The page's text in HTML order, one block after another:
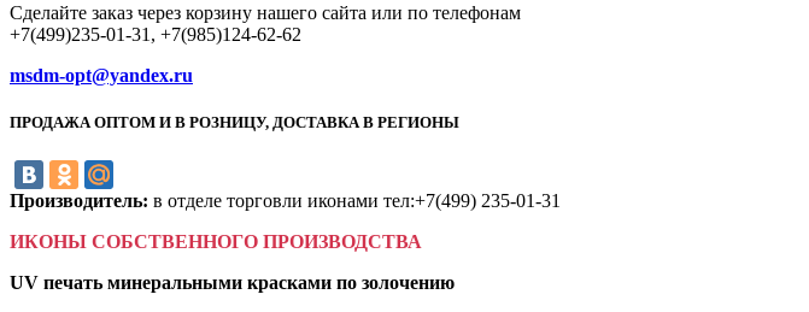
Сделайте заказ через корзину нашего сайта или по телефонам
+7(499)235-01-31, +7(985)124-62-62
msdm-opt@yandex.ru
ПРОДАЖА ОПТОМ И В РОЗНИЦУ, ДОСТАВКА В РЕГИОНЫ
Производитель: в отделе торговли иконами тел:+7(499) 235-01-31
ИКОНЫ СОБСТВЕННОГО ПРОИЗВОДСТВА
UV печать минеральными красками по золочению